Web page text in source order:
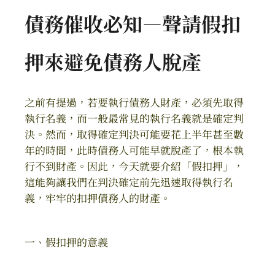
債務催收必知—聲請假扣
押來避免債務人脫產
之前有提過，若要執行債務人財產，必須先取得
執行名義，而一般最常見的執行名義就是確定判
決。然而，取得確定判決可能要花上半年甚至數
年的時間，此時債務人可能早就脫產了，根本執
行不到財產。因此，今天就要介紹「假扣押」，
這能夠讓我們在判決確定前先迅速取得執行名
義，牢牢的扣押債務人的財產。
一、假扣押的意義